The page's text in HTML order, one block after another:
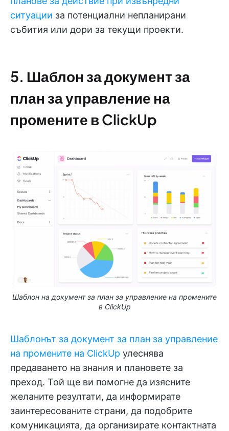
ситуации за потенциални непланирани
събития или дори за текущи проекти.
5. Шаблон за документ за
план за управление на
промените в ClickUp
Шаблон на документ за план за управление на промените
в ClickUp
Шаблонът за документ за план за управление
на промените на ClickUp улеснява
предаването на знания и плановете за
преход. Той ще ви помогне да изясните
желаните резултати, да информирате
заинтересованите страни, да подобрите
комуникацията, да организирате контактната